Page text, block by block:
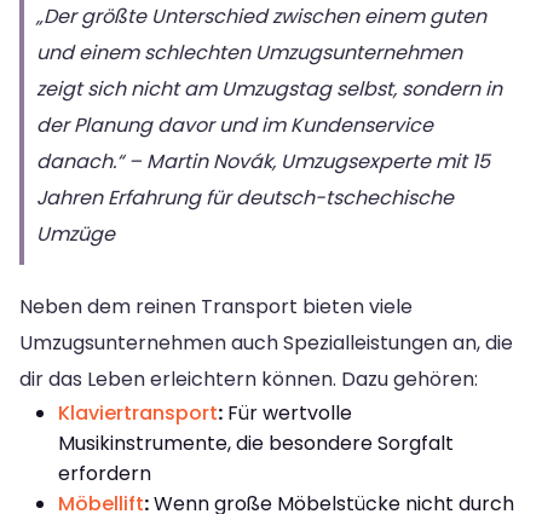
„Der größte Unterschied zwischen einem guten
und einem schlechten Umzugsunternehmen
zeigt sich nicht am Umzugstag selbst, sondern in
der Planung davor und im Kundenservice
danach.“ – Martin Novák, Umzugsexperte mit 15
Jahren Erfahrung für deutsch-tschechische
Umzüge
Neben dem reinen Transport bieten viele
Umzugsunternehmen auch Spezialleistungen an, die
dir das Leben erleichtern können. Dazu gehören:
Klaviertransport: Für wertvolle
Musikinstrumente, die besondere Sorgfalt
erfordern
Möbellift:Wenn große Möbelstücke nicht durch